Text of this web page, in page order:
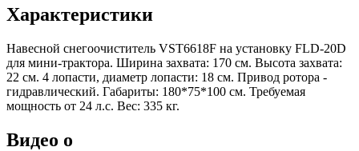
Характеристики
Навесной снегоочиститель VST6618F на установку FLD-20D
для мини-трактора. Ширина захвата: 170 см. Высота захвата:
22 см. 4 лопасти, диаметр лопасти: 18 см. Привод ротора -
гидравлический. Габариты: 180*75*100 см. Требуемая
мощность от 24 л.с. Вес: 335 кг.
Видео о